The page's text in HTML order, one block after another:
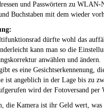
und Passwörtern zu WLAN-
Buchstaben mit dem wieder
dürfte wohl das
kann man so die
anwählen und ändern.
es eine Gesichtserkennenung,
ist angeblich in der Lage bis zu
wird der Fotoversand per
die Kamera ist ihr Geld wert,